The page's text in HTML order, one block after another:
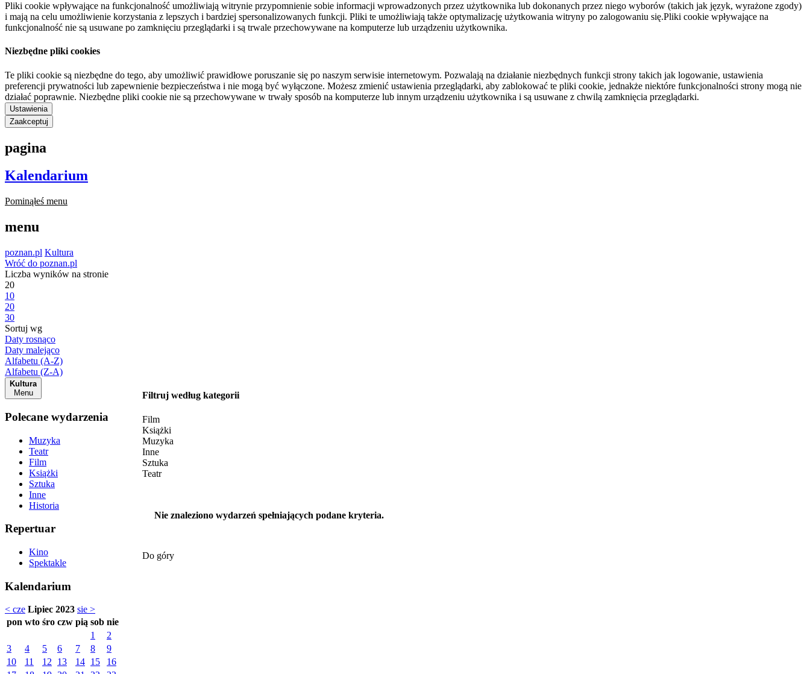
Pliki cookie wpływające na funkcjonalność umożliwiają witrynie przypomnienie sobie informacji wprowadzonych przez użytkownika lub dokonanych przez niego wyborów (takich jak język, wyrażone zgody)
i mają na celu umożliwienie korzystania z lepszych i bardziej spersonalizowanych funkcji. Pliki te umożliwiają także optymalizację użytkowania witryny po zalogowaniu się.Pliki cookie wpływające na
funkcjonalność nie są usuwane po zamknięciu przeglądarki i są trwale przechowywane na komputerze lub urządzeniu użytkownika.
Niezbędne pliki cookies
Te pliki cookie są niezbędne do tego, aby umożliwić prawidłowe poruszanie się po naszym serwisie internetowym. Pozwalają na działanie niezbędnych funkcji strony takich jak logowanie, ustawienia
preferencji prywatności lub zapewnienie bezpieczeństwa i nie mogą być wyłączone. Możesz zmienić ustawienia przeglądarki, aby zablokować te pliki cookie, jednakże niektóre funkcjonalności strony mogą nie
działać poprawnie. Niezbędne pliki cookie nie są przechowywane w trwały sposób na komputerze lub innym urządzeniu użytkownika i są usuwane z chwilą zamknięcia przeglądarki.
Ustawienia
Zaakceptuj
pagina
Kalendarium
Pominąłeś menu
menu
poznan.pl Kultura
Wróć do poznan.pl
Liczba wyników na stronie
20
10
20
30
Sortuj wg
Daty rosnąco
Daty malejąco
Alfabetu (A-Z)
Alfabetu (Z-A)
Kultura
Menu
Polecane wydarzenia
Muzyka
Teatr
Film
Książki
Sztuka
Inne
Historia
Repertuar
Kino
Spektakle
Kalendarium
< cze Lipiec 2023 sie >
pon wto śro czw pią sob nie
1
2
3
4 5 6 7 8
9
10
11 12 13 14 15
16
Filtruj według kategorii
Film
Książki
Muzyka
Inne
Sztuka
Teatr
Nie znaleziono wydarzeń spełniających podane kryteria.
Do góry